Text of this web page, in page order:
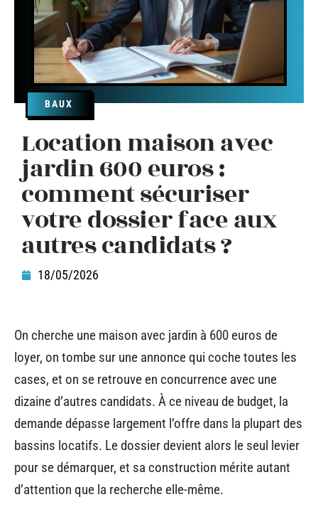
BAUX
Location maison avec
jardin 600 euros :
comment sécuriser
votre dossier face aux
autres candidats ?
18/05/2026
On cherche une maison avec jardin à 600 euros de
loyer, on tombe sur une annonce qui coche toutes les
cases, et on se retrouve en concurrence avec une
dizaine d’autres candidats. À ce niveau de budget, la
demande dépasse largement l’offre dans la plupart des
bassins locatifs. Le dossier devient alors le seul levier
pour se démarquer, et sa construction mérite autant
d’attention que la recherche elle-même.